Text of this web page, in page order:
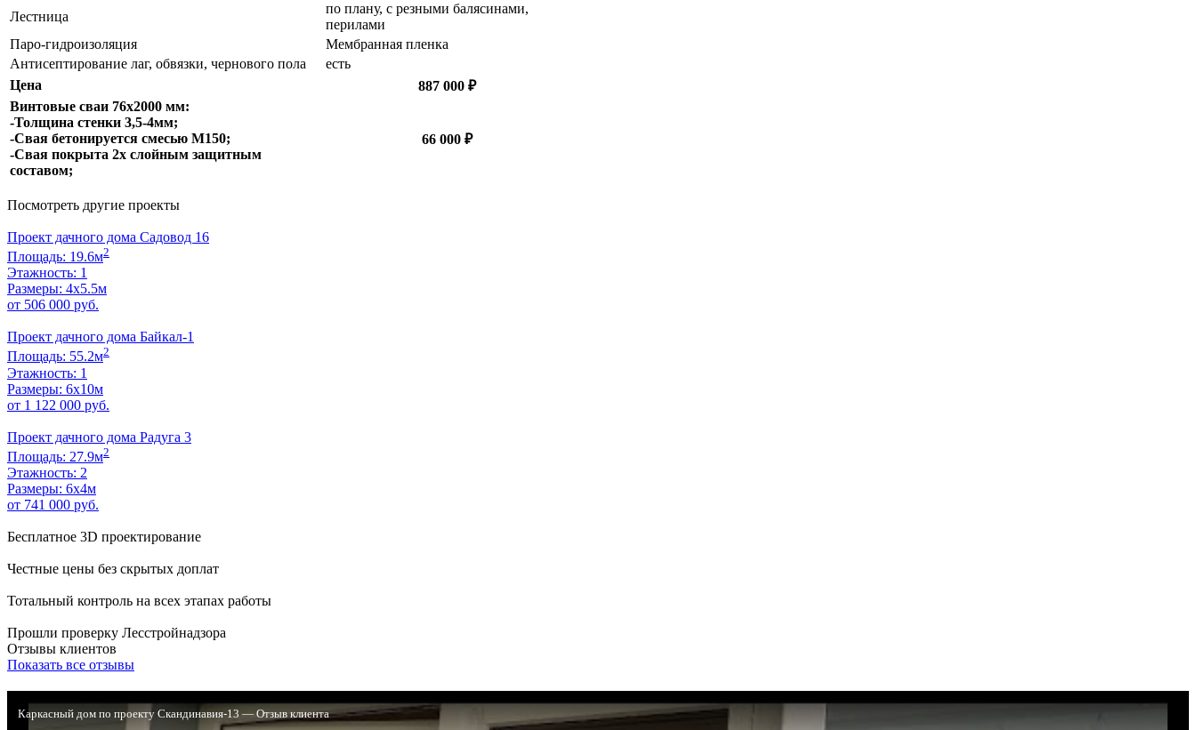
Лестница
по плану, с резными балясинами,
перилами
Паро-гидроизоляция
Мембранная пленка
Антисептирование лаг, обвязки, чернового пола
есть
Цена
887 000 ₽
Винтовые сваи 76х2000 мм:
-Толщина стенки 3,5-4мм;
-Свая бетонируется смесью М150;
-Свая покрыта 2х слойным защитным
составом;
66 000 ₽
Посмотреть другие проекты
Проект дачного дома Садовод 16
Площадь: 19.6м2
Этажность: 1
Размеры: 4x5.5м
от 506 000 руб.
Проект дачного дома Байкал-1
Площадь: 55.2м2
Этажность: 1
Размеры: 6х10м
от 1 122 000 руб.
Проект дачного дома Радуга 3
Площадь: 27.9м2
Этажность: 2
Размеры: 6х4м
от 741 000 руб.
Бесплатное 3D проектирование
Честные цены без скрытых доплат
Тотальный контроль на всех этапах работы
Прошли проверку Лесстройнадзора
Отзывы клиентов
Показать все отзывы
Каркасный дом по проекту Скандинавия-13 — Отзыв клиента